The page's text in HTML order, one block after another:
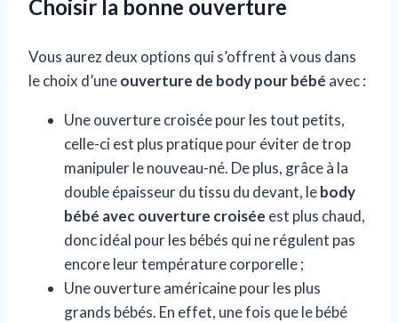
Choisir la bonne ouverture
Vous aurez deux options qui s’offrent à vous dans
le choix d’uneouverture de body pour bébé avec :
Une ouverture croisée pour les tout petits,
celle-ci est plus pratique pour éviter de trop
manipuler le nouveau-né. De plus, grâce à la
double épaisseur du tissu du devant, lebody
bébé avec ouverture croisée est plus chaud,
donc idéal pour les bébés qui ne régulent pas
encore leur température corporelle ;
Une ouverture américaine pour les plus
grands bébés. En effet, une fois que le bébé